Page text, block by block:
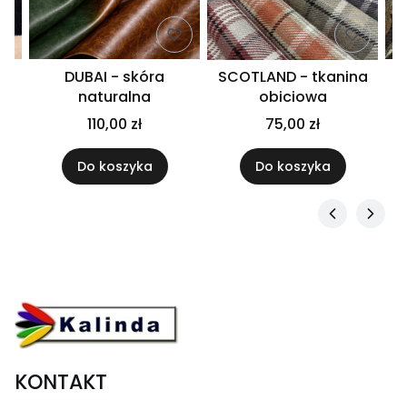
DUBAI - skóra
naturalna
110,00 zł
Do koszyka
SCOTLAND - tkanina
obiciowa
75,00 zł
Do koszyka
KONTAKT